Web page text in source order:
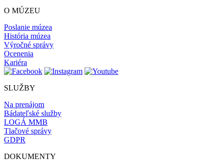
O MÚZEU
Poslanie múzea
História múzea
Výročné správy
Ocenenia
Kariéra
SLUŽBY
Na prenájom
Bádateľské služby
LOGÁ MMB
Tlačové správy
GDPR
DOKUMENTY